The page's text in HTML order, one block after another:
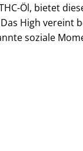
Öl, bietet
High
soziale